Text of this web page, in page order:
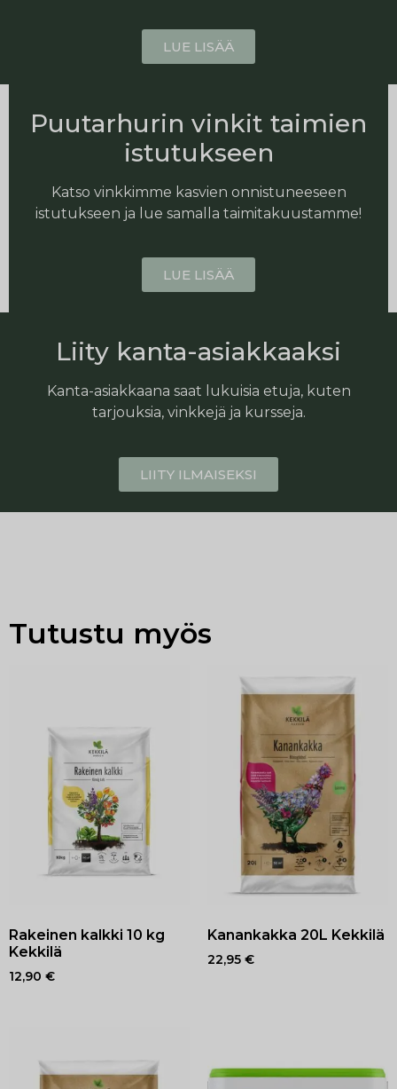
LUE LISÄÄ
Puutarhurin vinkit taimien
istutukseen
Katso vinkkimme kasvien onnistuneeseen
istutukseen ja lue samalla taimitakuustamme!
LUE LISÄÄ
Liity kanta-asiakkaaksi
Kanta-asiakkaana saat lukuisia etuja, kuten
tarjouksia, vinkkejä ja kursseja.
LIITY ILMAISEKSI
Tutustu myös
Rakeinen kalkki 10 kg
Kekkilä
12,90 €
Kanankakka 20L Kekkilä
22,95 €